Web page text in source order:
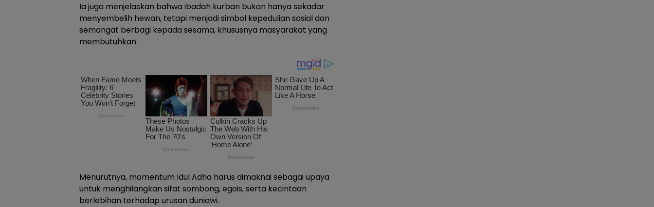
Ia juga menjelaskan bahwa ibadah kurban bukan hanya sekadar
menyembelih hewan, tetapi menjadi simbol kepedulian sosial dan
semangat berbagi kepada sesama, khususnya masyarakat yang
membutuhkan.
Menurutnya, momentum Idul Adha harus dimaknai sebagai upaya
untuk menghilangkan sifat sombong, egois, serta kecintaan
berlebihan terhadap urusan duniawi.